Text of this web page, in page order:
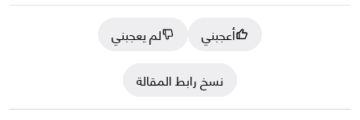
أعجبني
لم يعجبني
نسخ رابط المقالة